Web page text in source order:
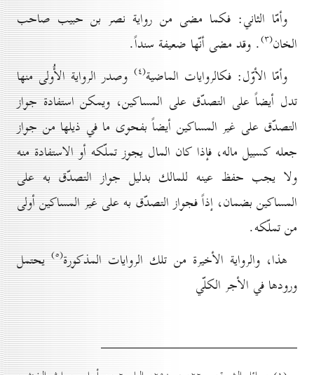
وأمّا الثاني: فكما مضى من رواية نصر بن حبيب صاحب
الخان(۳) . وقد مضى أنّها ضعيفة سنداً.
وأمّا الأوّل: فكالروايات الماضية(٤)
وصدر الرواية الأُولى منها
تدل أيضاً على التصدّق على المساكين، ويمكن استفادة جواز
التصدّق على غير المساكين أيضاً بفحوى ما في ذيلها من جواز
جعله كسبيل ماله، فإذا كان المال يجوز تملّكه أو الاستفادة منه
ولا يجب حفظ عينه للمالك بدليل جواز التصدّق به على
المساكين بضمان، إذاً فجواز التصدّق به على غير المساكين أولى
من تملّكه.
هذا، والرواية الأخيرة من تلك الروايات المذكورة(٥) يحتمل
ورودها في الأجر الكلّي